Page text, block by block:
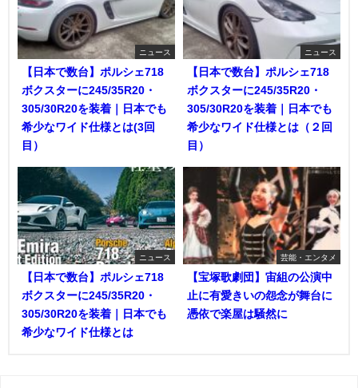
ニュース
【日本で数台】ポルシェ718
ボクスターに245/35R20・
305/30R20を装着｜日本でも
希少なワイド仕様とは(3回
目）
ニュース
【日本で数台】ポルシェ718
ボクスターに245/35R20・
305/30R20を装着｜日本でも
希少なワイド仕様とは（２回
目）
ニュース
【日本で数台】ポルシェ718
ボクスターに245/35R20・
305/30R20を装着｜日本でも
希少なワイド仕様とは
芸能・エンタメ
【宝塚歌劇団】宙組の公演中
止に有愛きいの怨念が舞台に
憑依で楽屋は騒然に